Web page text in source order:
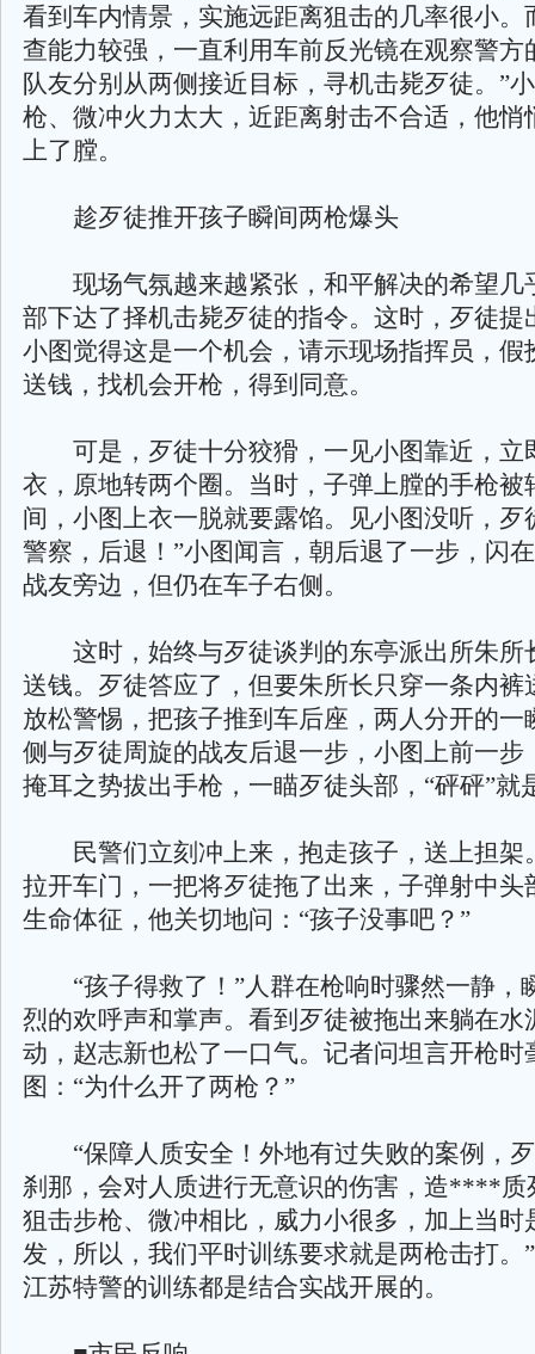
看到车内情景，实施远距离狙击的几率很小。
查能力较强，一直利用车前反光镜在观察警方
队友分别从两侧接近目标，寻机击毙歹徒。”
枪、微冲火力太大，近距离射击不合适，他悄
上了膛。
趁歹徒推开孩子瞬间两枪爆头
现场气氛越来越紧张，和平解决的希望几
部下达了择机击毙歹徒的指令。这时，歹徒提
小图觉得这是一个机会，请示现场指挥员，假
送钱，找机会开枪，得到同意。
可是，歹徒十分狡猾，一见小图靠近，立
衣，原地转两个圈。当时，子弹上膛的手枪被
间，小图上衣一脱就要露馅。见小图没听，歹
警察，后退！”小图闻言，朝后退了一步，闪
战友旁边，但仍在车子右侧。
这时，始终与歹徒谈判的东亭派出所朱所
送钱。歹徒答应了，但要朱所长只穿一条内裤
放松警惕，把孩子推到车后座，两人分开的一
侧与歹徒周旋的战友后退一步，小图上前一步
掩耳之势拔出手枪，一瞄歹徒头部，“砰砰”就
民警们立刻冲上来，抱走孩子，送上担架
拉开车门，一把将歹徒拖了出来，子弹射中头
生命体征，他关切地问：“孩子没事吧？”
“孩子得救了！”人群在枪响时骤然一静，
烈的欢呼声和掌声。看到歹徒被拖出来躺在水
动，赵志新也松了一口气。记者问坦言开枪时
图：“为什么开了两枪？”
“保障人质安全！外地有过失败的案例，
刹那，会对人质进行无意识的伤害，造****质
狙击步枪、微冲相比，威力小很多，加上当时
发，所以，我们平时训练要求就是两枪击打。
江苏特警的训练都是结合实战开展的。